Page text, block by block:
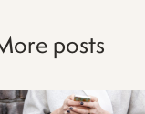
posts